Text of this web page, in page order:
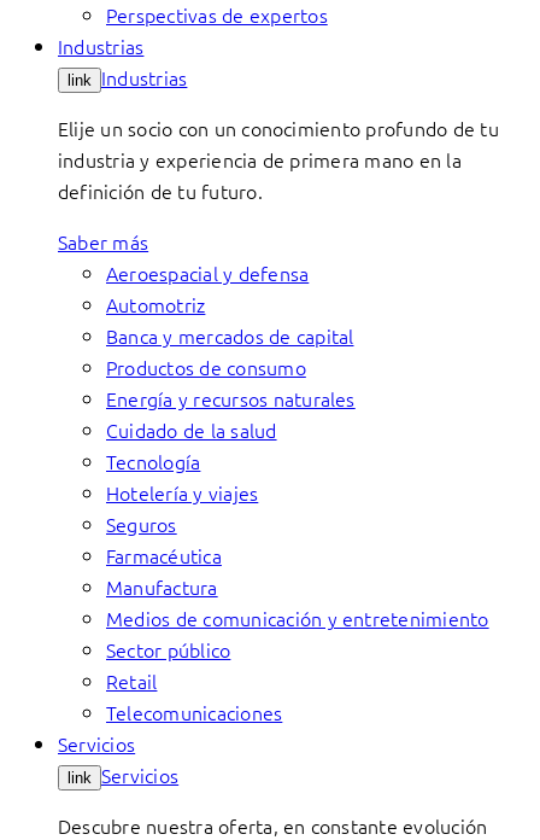
Perspectivas de expertos
Industrias
link Industrias
Elije un socio con un conocimiento profundo de tu
industria y experiencia de primera mano en la
definición de tu futuro.
Saber más
Aeroespacial y defensa
Automotriz
Banca y mercados de capital
Productos de consumo
Energía y recursos naturales
Cuidado de la salud
Tecnología
Hotelería y viajes
Seguros
Farmacéutica
Manufactura
Medios de comunicación y entretenimiento
Sector público
Retail
Telecomunicaciones
Servicios
link Servicios
Descubre nuestra oferta, en constante evolución